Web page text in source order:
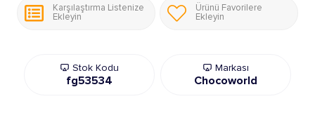
Karşılaştırma Listenize
Ekleyin
Ürünü Favorilere
Ekleyin
Stok Kodu
fg53534
Markası
Chocoworld